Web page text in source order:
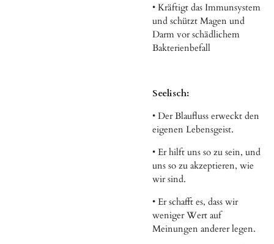
• Kräftigt das Immunsystem
und schützt Magen und
Darm vor schädlichem
Bakterienbefall
Seelisch:
• Der Blaufluss erweckt den
eigenen Lebensgeist.
• Er hilft uns so zu sein, und
uns so zu akzeptieren, wie
wir sind.
• Er schafft es, dass wir
weniger Wert auf
Meinungen anderer legen.